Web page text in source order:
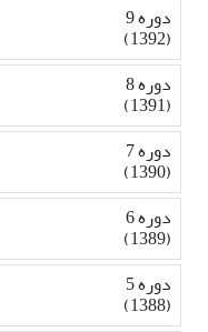
دوره 9
(1392)
دوره 8
(1391)
دوره 7
(1390)
دوره 6
(1389)
دوره 5
(1388)